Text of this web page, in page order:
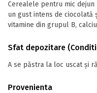
Cerealele pentru mic dejun
un gust intens de ciocolată
vitamine din grupul B,
Sfat depozitare
A se păstra la loc uscat și
Provenienta